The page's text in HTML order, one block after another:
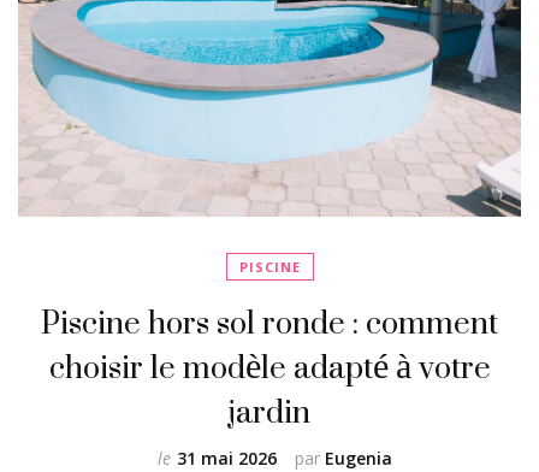
PISCINE
Piscine hors sol ronde : comment
choisir le modèle adapté à votre
jardin
par Eugenia
le 31 mai 2026